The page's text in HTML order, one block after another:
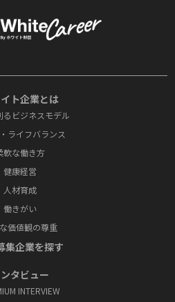
ト企業とは
るビジネスモデル
ライフバランス
軟な働き方
健康経営
人材育成
働きがい
価値観の尊重
集企業を探す
タビュー
INTERVIEW